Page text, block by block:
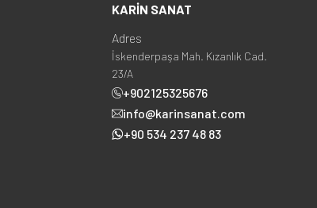
KARİN SANAT
Adres
İskenderpaşa Mah. Kızanlık Cad.
23/A
+902125325676
info@karinsanat.com
+90 534 237 48 83